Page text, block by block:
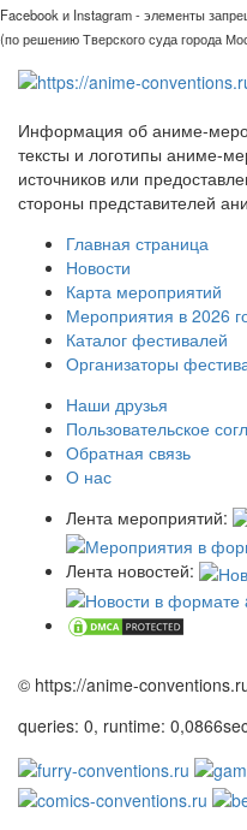
Facebook и Instagram - элементы
(по решению Тверского суда города
Информация об аниме-
тексты и логотипы аниме-
источников или
стороны представителей
Главная страница
Новости
Карта мероприятий
Мероприятия в 2026
Каталог фестивалей
Организаторы
Наши друзья
Пользовательское
Обратная связь
О нас
Лента мероприятий:
Лента новостей:
© https://anime-
queries: 0, runtime: